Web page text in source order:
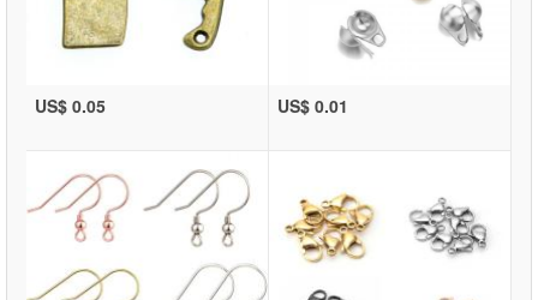
US$ 0.05 US$ 0.01